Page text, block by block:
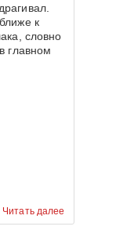
Читать далее
к
словно
главном